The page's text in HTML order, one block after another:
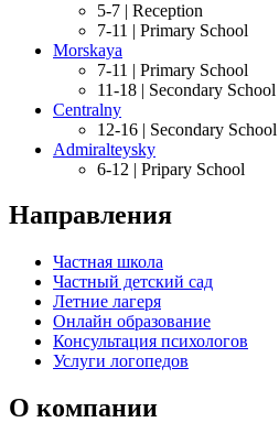
5-7 | Reception
7-11 | Primary School
Morskaya
7-11 | Primary School
11-18 | Secondary School
Centralny
12-16 | Secondary School
Admiralteysky
6-12 | Pripary School
Направления
Частная школа
Частный детский сад
Летние лагеря
Онлайн образование
Консультация психологов
Услуги логопедов
О компании